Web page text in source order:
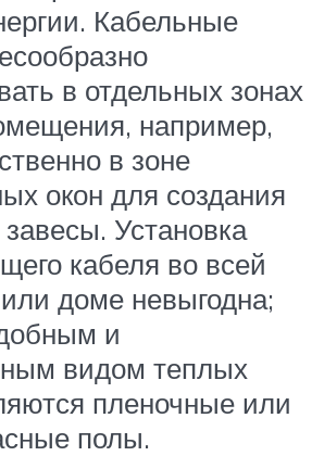
Кабельные
в отдельных зонах
например,
в зоне
окон для создания
Установка
кабеля во всей
доме невыгодна;
и
видом теплых
пленочные или
полы.